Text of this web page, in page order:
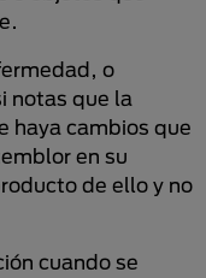
o
notas que la
haya cambios que
en su
de ello y no
cuando se